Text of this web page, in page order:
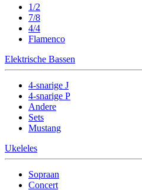
1/2
7/8
4/4
Flamenco
Elektrische Bassen
4-snarige J
4-snarige P
Andere
Sets
Mustang
Ukeleles
Sopraan
Concert